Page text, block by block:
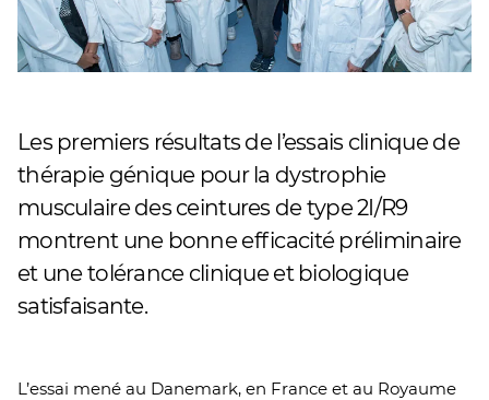
Les premiers résultats de l’essais clinique de
thérapie génique pour la dystrophie
musculaire des ceintures de type 2I/R9
montrent une bonne efficacité préliminaire
et une tolérance clinique et biologique
satisfaisante.
L’essai mené au Danemark, en France et au Royaume